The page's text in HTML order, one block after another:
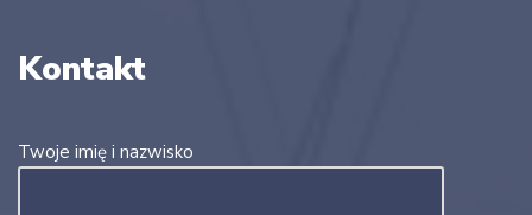
Kontakt
Twoje imię i nazwisko